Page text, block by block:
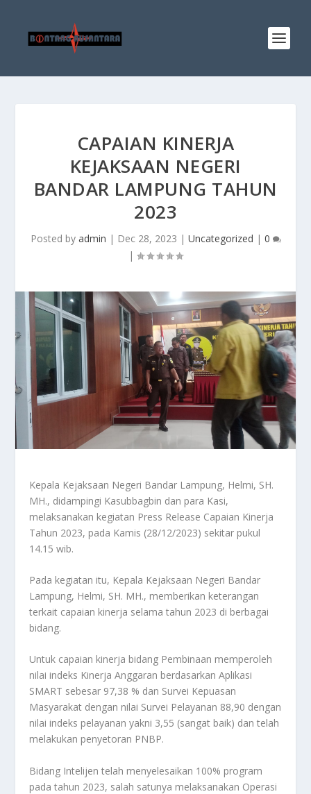
CAPAIAN KINERJA
KEJAKSAAN NEGERI
BANDAR LAMPUNG TAHUN
2023
Posted by admin | Dec 28, 2023 | Uncategorized | 0
|
Kepala Kejaksaan Negeri Bandar Lampung, Helmi, SH.
MH., didampingi Kasubbagbin dan para Kasi,
melaksanakan kegiatan Press Release Capaian Kinerja
Tahun 2023, pada Kamis (28/12/2023) sekitar pukul
14.15 wib.
Pada kegiatan itu, Kepala Kejaksaan Negeri Bandar
Lampung, Helmi, SH. MH., memberikan keterangan
terkait capaian kinerja selama tahun 2023 di berbagai
bidang.
Untuk capaian kinerja bidang Pembinaan memperoleh
nilai indeks Kinerja Anggaran berdasarkan Aplikasi
SMART sebesar 97,38 % dan Survei Kepuasan
Masyarakat dengan nilai Survei Pelayanan 88,90 dengan
nilai indeks pelayanan yakni 3,55 (sangat baik) dan telah
melakukan penyetoran PNBP.
Bidang Intelijen telah menyelesaikan 100% program
pada tahun 2023, salah satunya melaksanakan Operasi